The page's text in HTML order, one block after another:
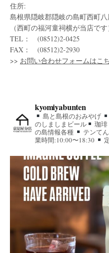
住所:
島根県隠岐郡隠岐の島町西町八
（西町の福河童祠横が当店です
TEL： (08512)2-0425
FAX： (08512)2-2930
>> お問い合わせフォームはこ
kyomiyabunten
島と島根のおみやげ
のしましまビール
珈琲
の島情報各種
テンて
業時間:10:00〜18:30